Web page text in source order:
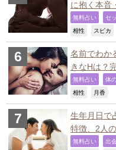
に抱く本音
無料占い セ
相性 スピカ
名前でわか
きなHは？
無料占い 体
相性 月香
生年月日で
特徴、2人
無料占い 出